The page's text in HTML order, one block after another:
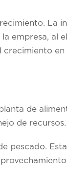
La
empresa, al
crecimiento en
de
de recursos.
pescado.